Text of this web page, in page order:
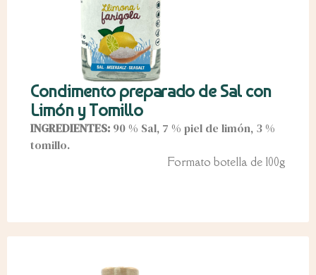
Condimento preparado de Sal con
Limón y Tomillo
INGREDIENTES: 90 % Sal, 7 % piel de limón, 3 %
tomillo.
Formato botella de 100g